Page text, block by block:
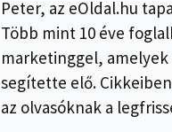
Peter, az eOldal.hu
Több mint 10 éve
marketinggel, amelyek
segítette elő.
az olvasóknak a